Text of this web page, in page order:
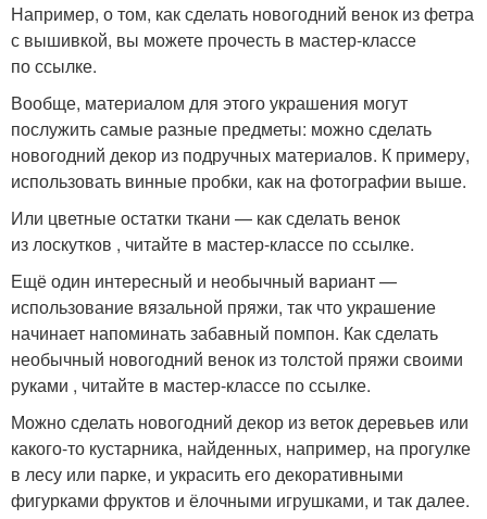
Например, о том, как сделать новогодний венок из фетра
с вышивкой, вы можете прочесть в мастер-классе
по ссылке.
Вообще, материалом для этого украшения могут
послужить самые разные предметы: можно сделать
новогодний декор из подручных материалов. К примеру,
использовать винные пробки, как на фотографии выше.
Или цветные остатки ткани — как сделать венок
из лоскутков , читайте в мастер-классе по ссылке.
Ещё один интересный и необычный вариант —
использование вязальной пряжи, так что украшение
начинает напоминать забавный помпон. Как сделать
необычный новогодний венок из толстой пряжи своими
руками , читайте в мастер-классе по ссылке.
Можно сделать новогодний декор из веток деревьев или
какого-то кустарника, найденных, например, на прогулке
в лесу или парке, и украсить его декоративными
фигурками фруктов и ёлочными игрушками, и так далее.